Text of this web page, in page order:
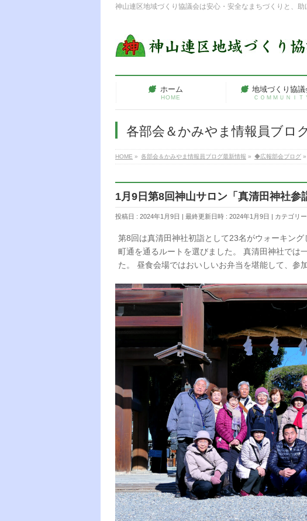
神山連区地域づくり協議会は安心・安全なまちづくりと、助
ホーム
HOME
地域づくり協議
ＣＯＭＭＵＮＩＴ
各部会＆かみやま情報員ブロ
HOME » 各部会＆かみやま情報員ブログ最新情報 » ◆広報部会ブログ »
1月9日第8回神山サロン「真清田神社参
投稿日 : 2024年1月9日 最終更新日時 : 2024年1月9日 カテゴリ
第8回は真清田神社初詣として23名がウォーキン
町通を通るルートを選びました。 真清田神社では
た。 昼食会場ではおいしいお弁当を堪能して、参